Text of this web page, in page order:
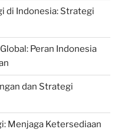
di Indonesia: Strategi
Peran Indonesia
dan Strategi
Menjaga Ketersediaan